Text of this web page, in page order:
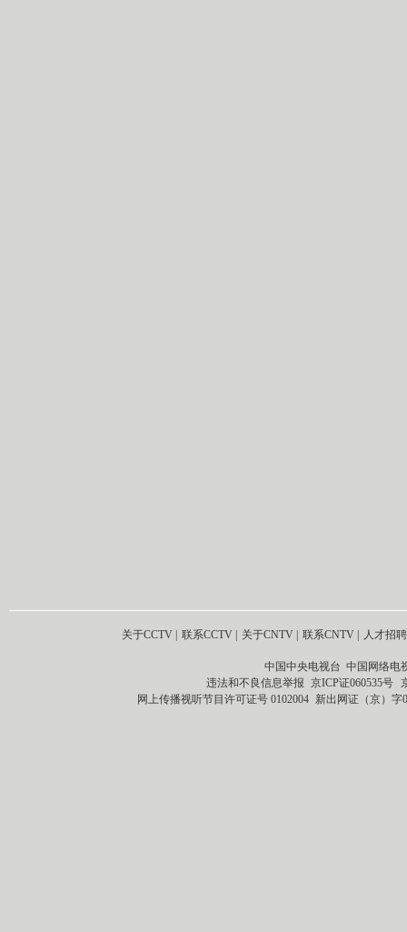
关于CCTV 联系CCTV 关于CNTV 联系CNTV 人才招聘
中国中央电视台 中国网络电
违法和不良信息举报 京ICP证060535号
网上传播视听节目许可证号 0102004 新出网证（京）